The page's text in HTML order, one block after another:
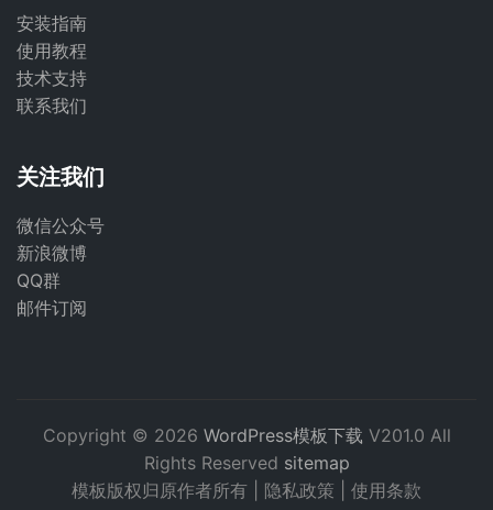
安装指南
使用教程
技术支持
联系我们
关注我们
微信公众号
新浪微博
QQ群
邮件订阅
Copyright © 2026 WordPress模板下载 V201.0 All
Rights Reserved sitemap
模板版权归原作者所有 | 隐私政策 使用条款